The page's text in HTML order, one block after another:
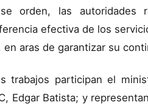
orden, las autoridades
efectiva de los
en aras de garantizar su
trabajos participan el
Edgar Batista; y